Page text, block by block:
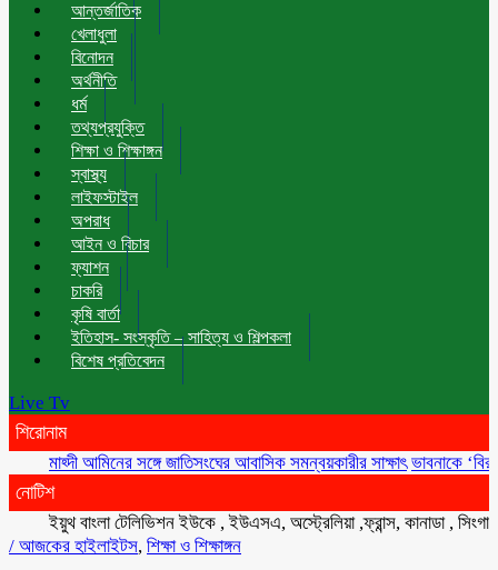
আন্তর্জাতিক
খেলাধুলা
বিনোদন
অর্থনীতি
ধর্ম
তথ্যপ্রযুক্তি
শিক্ষা ও শিক্ষাঙ্গন
স্বাস্থ্য
লাইফস্টাইল
অপরাধ
আইন ও বিচার
ফ্যাশন
চাকরি
কৃষি বার্তা
ইতিহাস- সংস্কৃতি – সাহিত্য ও শিল্পকলা
বিশেষ প্রতিবেদন
Live Tv
শিরোনাম
মাহ্দী আমিনের সঙ্গে জাতিসংঘের আবাসিক সমন্বয়কারীর সাক্ষাৎ ভাবনাকে ‘বিরল
নোটিশ
ইয়ুথ বাংলা টেলিভিশন ইউকে , ইউএসএ, অস্ট্রেলিয়া ,ফ্রান্স, কানাডা , সিংগাপুর ,
/ আজকের হাইলাইটস, শিক্ষা ও শিক্ষাঙ্গন